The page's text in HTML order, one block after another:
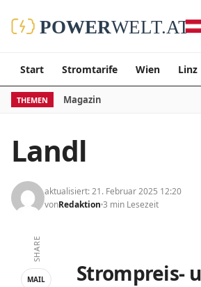
Start Stromtarife Wien Linz
THEMEN Magazin
Landl
aktualisiert: 21. Februar 2025 12:20
vonRedaktion 3 min Lesezeit
SHARE
MAIL Strompreis-